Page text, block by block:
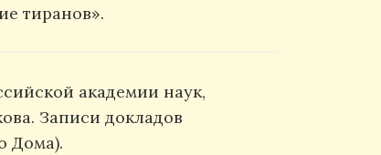
тиранов».
академии наук,
Записи докладов
Дома).